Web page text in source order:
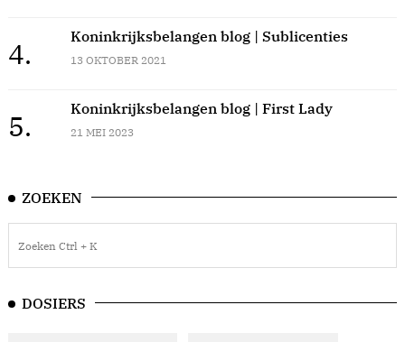
4.
Koninkrijksbelangen blog | Sublicenties
13 OKTOBER 2021
5.
Koninkrijksbelangen blog | First Lady
21 MEI 2023
ZOEKEN
DOSIERS